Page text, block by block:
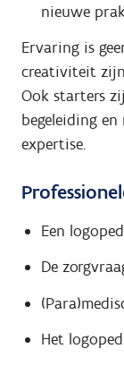
nieuwe
Ervaring is
creativiteit
Ook starters
begeleiding
expertise.
Een
De
Het